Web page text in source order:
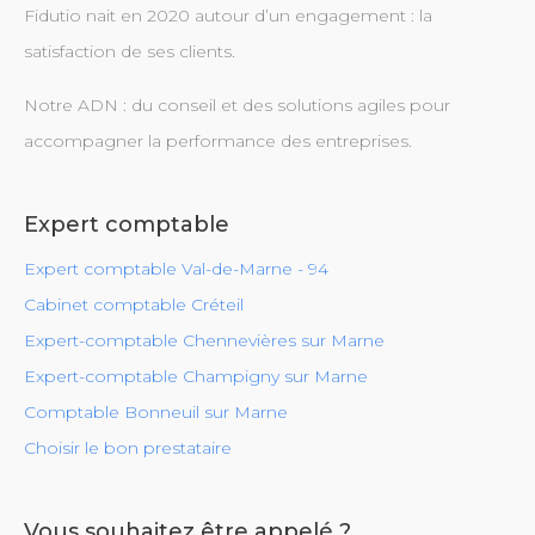
Fidutio nait en 2020 autour d’un engagement : la
satisfaction de ses clients.
Notre ADN : du conseil et des solutions agiles pour
accompagner la performance des entreprises.
Expert comptable
Expert comptable Val-de-Marne - 94
Cabinet comptable Créteil
Expert-comptable Chennevières sur Marne
Expert-comptable Champigny sur Marne
Comptable Bonneuil sur Marne
Choisir le bon prestataire